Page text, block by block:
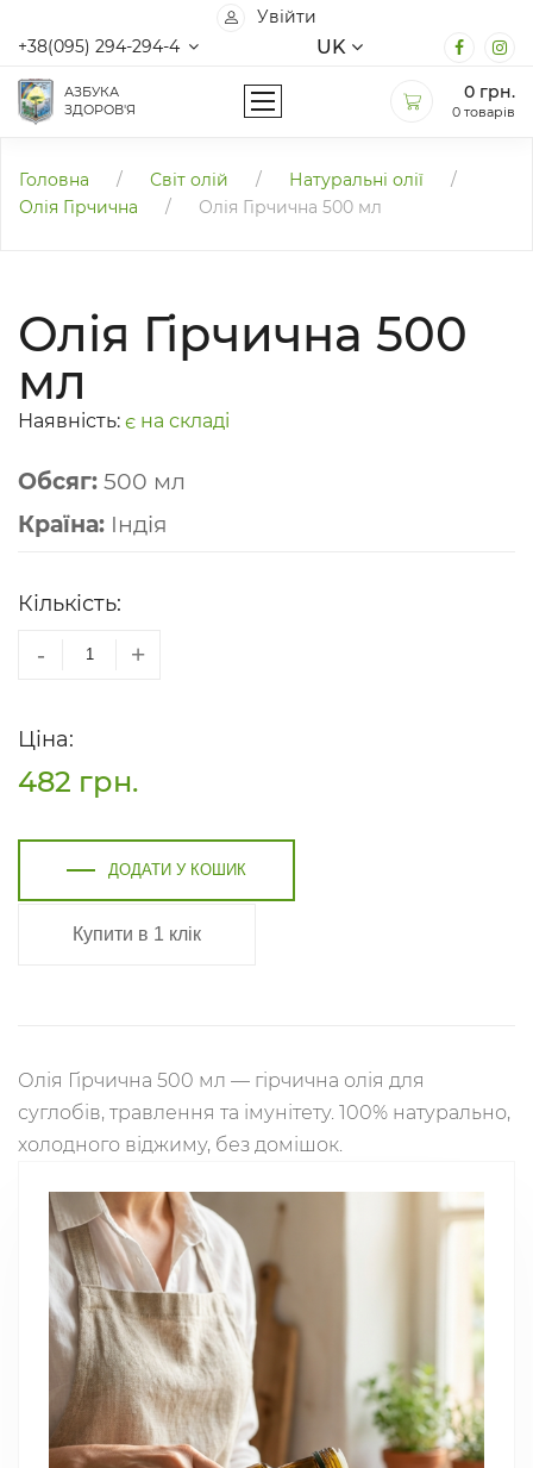
Увійти
+38(095) 294-294-4
UK
АЗБУКА
ЗДОРОВ'Я
0 грн.
0 товарів
Головна / Світ олій / Натуральні олії
/
Олія Гірчична
/ Олія Гірчична 500 мл
Олія Гірчична 500
мл
Наявність: є на складі
Обсяг: 500 мл
Країна: Індія
Кількість:
- +
Ціна:
482 грн.
ДОДАТИ У КОШИК
Купити в 1 клік
Олія Гірчична 500 мл — гірчична олія для
суглобів, травлення та імунітету. 100% натурально,
холодного віджиму, без домішок.